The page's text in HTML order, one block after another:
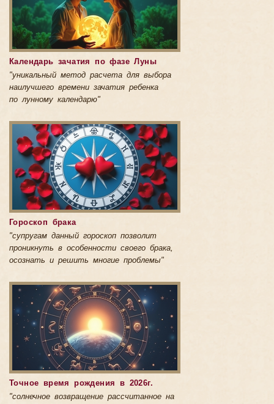
Календарь зачатия по фазе Луны
"уникальный метод расчета для выбора
наилучшего времени зачатия ребенка
по лунному календарю"
Гороскоп брака
"супругам данный гороскоп позволит
проникнуть в особенности своего брака,
осознать и решить многие проблемы"
Точное время рождения в 2026г.
"солнечное возвращение рассчитанное на